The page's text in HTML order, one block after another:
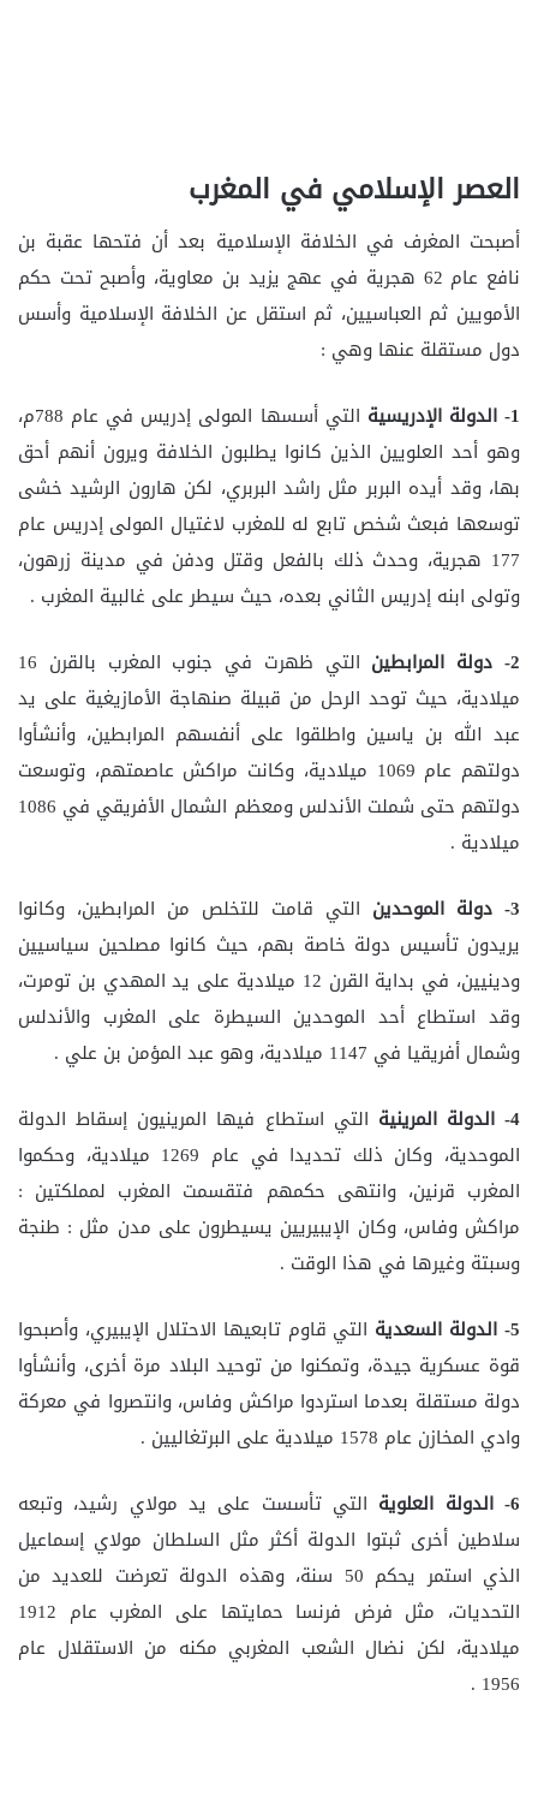
العصر الإسلامي في المغرب
أصبحت المغرف في الخلافة الإسلامية بعد أن فتحها عقبة بن
نافع عام 62 هجرية في عهج يزيد بن معاوية، وأصبح تحت حكم
الأمويين ثم العباسيين، ثم استقل عن الخلافة الإسلامية وأسس
دول مستقلة عنها وهي :
1- الدولة الإدريسية
التي أسسها المولى إدريس في عام 788م،
وهو أحد العلويين الذين كانوا يطلبون الخلافة ويرون أنهم أحق
بها، وقد أيده البربر مثل راشد البربري، لكن هارون الرشيد خشى
توسعها فبعث شخص تابع له للمغرب لاغتيال المولى إدريس عام
177 هجرية، وحدث ذلك بالفعل وقتل ودفن في مدينة زرهون،
وتولى ابنه إدريس الثاني بعده، حيث سيطر على غالبية المغرب .
2- دولة المرابطين
التي ظهرت في جنوب المغرب بالقرن 16
ميلادية، حيث توحد الرحل من قبيلة صنهاجة الأمازيغية على يد
عبد الله بن ياسين واطلقوا على أنفسهم المرابطين، وأنشأوا
دولتهم عام 1069 ميلادية، وكانت مراكش عاصمتهم، وتوسعت
دولتهم حتى شملت الأندلس ومعظم الشمال الأفريقي في 1086
ميلادية .
3- دولة الموحدين
التي قامت للتخلص من المرابطين، وكانوا
يريدون تأسيس دولة خاصة بهم، حيث كانوا مصلحين سياسيين
ودينيين، في بداية القرن 12 ميلادية على يد المهدي بن تومرت،
وقد استطاع أحد الموحدين السيطرة على المغرب والأندلس
وشمال أفريقيا في 1147 ميلادية، وهو عبد المؤمن بن علي .
4- الدولة المرينية
التي استطاع فيها المرينيون إسقاط الدولة
الموحدية، وكان ذلك تحديدا في عام 1269 ميلادية، وحكموا
المغرب قرنين، وانتهى حكمهم فتقسمت المغرب لمملكتين :
مراكش وفاس، وكان الإيبيريين يسيطرون على مدن مثل : طنجة
وسبتة وغيرها في هذا الوقت .
5- الدولة السعدية
التي قاوم تابعيها الاحتلال الإيبيري، وأصبحوا
قوة عسكرية جيدة، وتمكنوا من توحيد البلاد مرة أخرى، وأنشأوا
دولة مستقلة بعدما استردوا مراكش وفاس، وانتصروا في معركة
وادي المخازن عام 1578 ميلادية على البرتغاليين .
6- الدولة العلوية
التي تأسست على يد مولاي رشيد، وتبعه
سلاطين أخرى ثبتوا الدولة أكثر مثل السلطان مولاي إسماعيل
الذي استمر يحكم 50 سنة، وهذه الدولة تعرضت للعديد من
التحديات، مثل فرض فرنسا حمايتها على المغرب عام 1912
ميلادية، لكن نضال الشعب المغربي مكنه من الاستقلال عام
1956 .